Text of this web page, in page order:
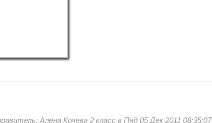
Алёна Кочева 2 класс в Пнд 05 Дек 2011 08:35:07